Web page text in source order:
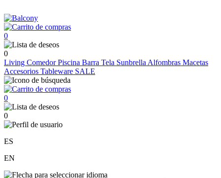
0
0
Living ComedorPiscina Barra Tela Sunbrella Alfombras Macetas
Accesorios Tableware SALE
0
0
ES
EN